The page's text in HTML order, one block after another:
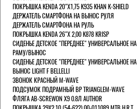
ПОКРЫШКА KENDA 20"Х1,75 K935 KHAN K-SHIELD
ДЕРЖАТЕЛЬ СМАРТФОНА НА ВЫНОС РУЛЯ
ДЕРЖАТЕЛЬ СМАРТФОНА НА РУЛЬ
ПОКРЫШКА KENDA 26"Х 2,00 K878 KRISP
СИДЕНЬЕ ДЕТСКОЕ "ПЕРЕДНЕЕ" УНИВЕРСАЛЬНОЕ НА
РАМУ/ВЫНОС
СИДЕНЬЕ ДЕТСКОЕ "ПЕРЕДНЕЕ" УНИВЕРСАЛЬНОЕ НА
ВЫНОС LIGHT F BELLELLI
ЗВОНОК КРАСНЫЙ M-WAVE
ПОДСУМОК ПОДРАМНЫЙ BP TRIANGLEM-WAVE
ФЛЯГА AB-SCREWON X9 0.8Л AUTHOR